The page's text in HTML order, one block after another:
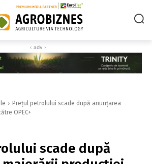
‹ adv ›
Preţul petrolului scade după anunţarea
OPEC+
scade după